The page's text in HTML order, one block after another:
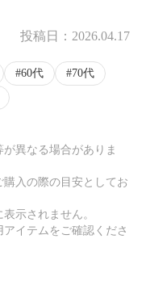
投稿日： 2026.04.17
60代
70代
異なる場合がありま
入の際の目安としてお
示されません。
イテムをご確認くださ